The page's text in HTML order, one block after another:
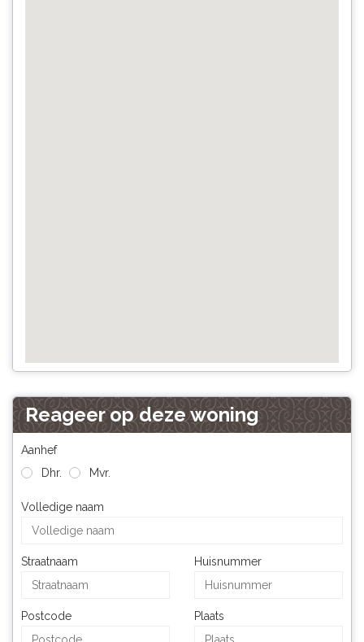
Reageer op deze woning
Aanhef
Dhr.
Mvr.
Volledige naam
Straatnaam Huisnummer
Postcode Plaats